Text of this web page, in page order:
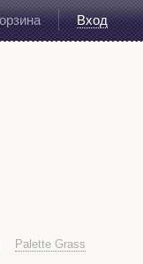
Вход
Palette Grass